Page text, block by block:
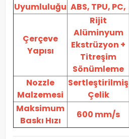
Uyumluluğu ABS, TPU, PC,
Çerçeve
Yapısı
Rijit
Alüminyum
Ekstrüzyon +
Titreşim
Sönümleme
Nozzle
Malzemesi
Sertleştirilmiş
Çelik
Maksimum
Baskı Hızı
600 mm/s